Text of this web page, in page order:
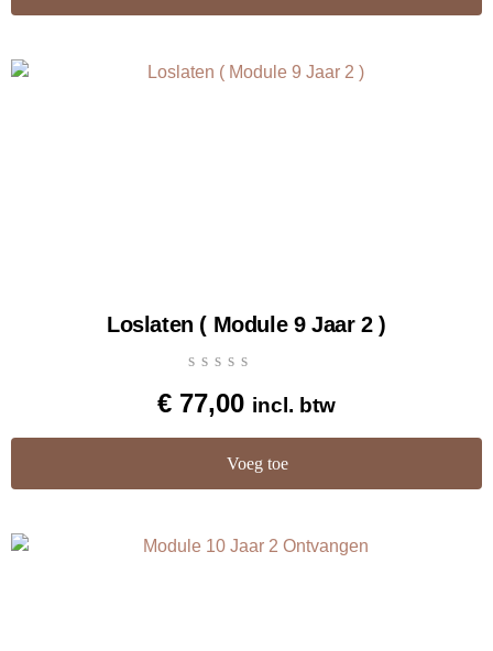
Loslaten ( Module 9 Jaar 2 )
€ 77,00 incl. btw
Voeg toe